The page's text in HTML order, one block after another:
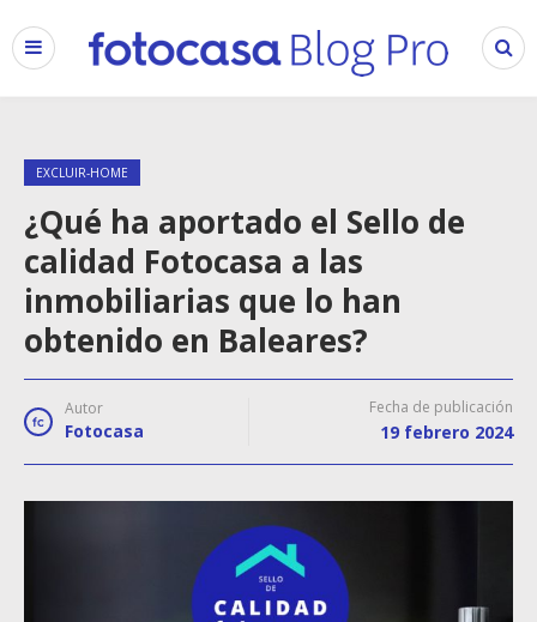
EXCLUIR-HOME
¿Qué ha aportado el Sello de
calidad Fotocasa a las
inmobiliarias que lo han
obtenido en Baleares?
Autor
Fotocasa
Fecha de publicación
19 febrero 2024